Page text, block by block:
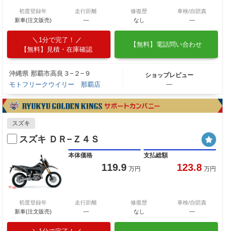
初度登録年
新車(注文販売)
走行距離
―
修復歴
なし
車検/自賠責
―
1分で完了！
【無料】見積・在庫確認
【無料】電話問い合わせ
沖縄県 那覇市高良３−２−９
モトフリークウイリー 那覇店
ショップレビュー
―
スズキ
スズキ ＤＲ−Ｚ４Ｓ
本体価格
119.9 万円
支払総額
123.8 万円
初度登録年
新車(注文販売)
走行距離
―
修復歴
なし
車検/自賠責
―